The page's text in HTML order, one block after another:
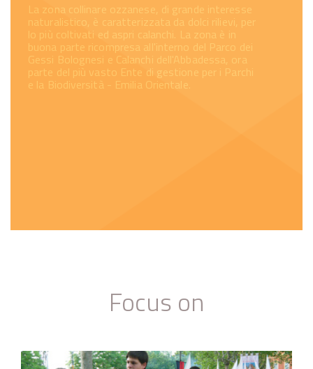
La zona collinare ozzanese, di grande interesse
naturalistico, è caratterizzata da dolci rilievi, per
lo più coltivati ed aspri calanchi. La zona è in
buona parte ricompresa all'interno del Parco dei
Gessi Bolognesi e Calanchi dell'Abbadessa, ora
parte del più vasto Ente di gestione per i Parchi
e la Biodiversità - Emilia Orientale.
Focus on